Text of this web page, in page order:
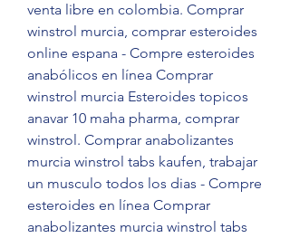
venta libre en colombia. Comprar
winstrol murcia, comprar esteroides
online espana - Compre esteroides
anabólicos en línea Comprar
winstrol murcia Esteroides topicos
anavar 10 maha pharma, comprar
winstrol. Comprar anabolizantes
murcia winstrol tabs kaufen, trabajar
un musculo todos los dias - Compre
esteroides en línea Comprar
anabolizantes murcia winstrol tabs